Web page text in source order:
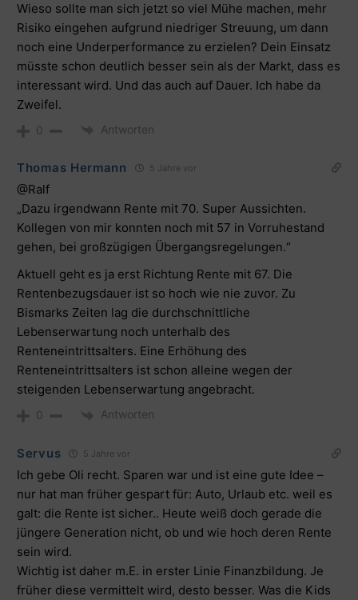
Wieso sollte man sich jetzt so viel Mühe machen, mehr
Risiko eingehen aufgrund niedriger Streuung, um dann
noch eine Underperformance zu erzielen? Dein Einsatz
müsste schon deutlich besser sein als der Markt, dass es
interessant wird. Und das auch auf Dauer. Ich habe da
Zweifel.
0 Antworten
Thomas Hermann 5 Jahre vor
@Ralf
„Dazu irgendwann Rente mit 70. Super Aussichten.
Kollegen von mir konnten noch mit 57 in Vorruhestand
gehen, bei großzügigen Übergangsregelungen.“
Aktuell geht es ja erst Richtung Rente mit 67. Die
Rentenbezugsdauer ist so hoch wie nie zuvor. Zu
Bismarks Zeiten lag die durchschnittliche
Lebenserwartung noch unterhalb des
Renteneintrittsalters. Eine Erhöhung des
Renteneintrittsalters ist schon alleine wegen der
steigenden Lebenserwartung angebracht.
0 Antworten
Servus 5 Jahre vor
Ich gebe Oli recht. Sparen war und ist eine gute Idee –
nur hat man früher gespart für: Auto, Urlaub etc. weil es
galt: die Rente ist sicher.. Heute weiß doch gerade die
jüngere Generation nicht, ob und wie hoch deren Rente
sein wird.
Wichtig ist daher m.E. in erster Linie Finanzbildung. Je
früher diese vermittelt wird, desto besser. Was die Kids